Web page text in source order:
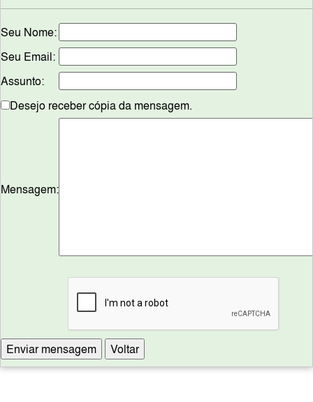
Seu Nome:
Seu Email:
Assunto:
Desejo receber cópia da mensagem.
Mensagem: